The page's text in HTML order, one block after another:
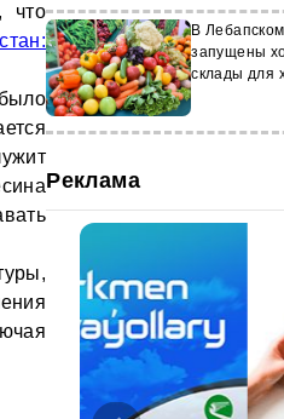
что
В
запущены
склады для
Реклама